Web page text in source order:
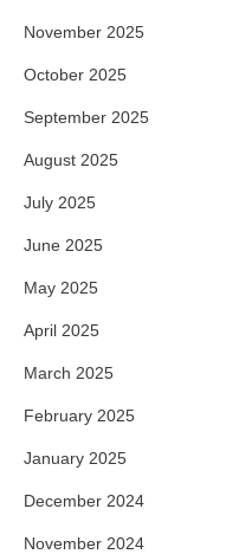
November 2025
October 2025
September 2025
August 2025
July 2025
June 2025
May 2025
April 2025
March 2025
February 2025
January 2025
December 2024
November 2024